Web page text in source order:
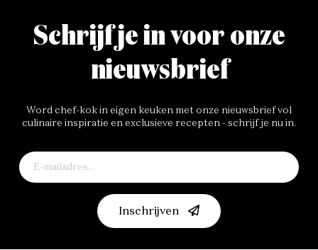
Schrijf je in voor onze
nieuwsbrief
Word chef-kok in eigen keuken met onze nieuwsbrief vol
culinaire inspiratie en exclusieve recepten - schrijf je nu in.
Inschrijven